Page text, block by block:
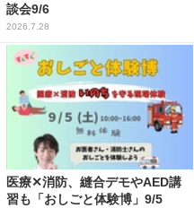
談会9/6
2026.7.28
医療✕消防、縫合デモやAED講
習も「おしごと体験博」9/5